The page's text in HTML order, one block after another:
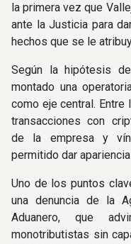
la primera vez que
ante la Justicia para
hechos que se le
Según la hipótesis
montado una
como eje central. Entre
transacciones con
de la empresa y
permitido dar
Uno de los puntos
una denuncia de la
Aduanero, que
monotributistas sin